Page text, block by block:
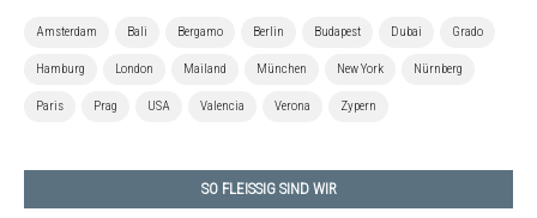
Amsterdam Bali Bergamo Berlin Budapest Dubai Grado
Hamburg London Mailand München New York Nürnberg
Paris Prag USA Valencia Verona Zypern
SO FLEISSIG SIND WIR